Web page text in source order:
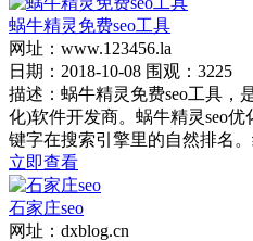
蜗牛精灵免费seo工具
网址：www.123456.la
日期：2018-10-08 围观：3225
描述：蜗牛精灵免费seo工具，
化)软件开发商。蜗牛精灵seo
键字在搜索引擎里的自然排名
立即查看
石家庄seo
网址：dxblog.cn